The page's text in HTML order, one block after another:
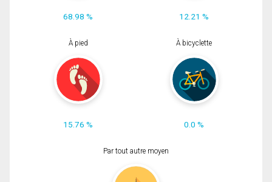
68.98 % 12.21 %
À pied
15.76 %
À bicyclette
0.0 %
Par tout autre moyen